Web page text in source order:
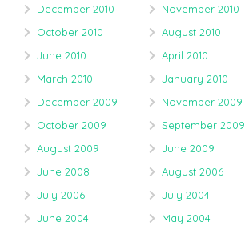
December 2010
November 2010
October 2010
August 2010
June 2010
April 2010
March 2010
January 2010
December 2009
November 2009
October 2009
September 2009
August 2009
June 2009
June 2008
August 2006
July 2006
July 2004
June 2004
May 2004